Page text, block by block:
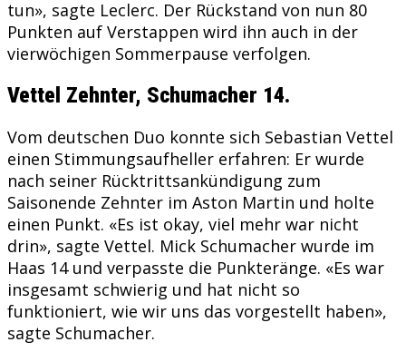
tun», sagte Leclerc. Der Rückstand von nun 80
Punkten auf Verstappen wird ihn auch in der
vierwöchigen Sommerpause verfolgen.
Vettel Zehnter, Schumacher 14.
Vom deutschen Duo konnte sich Sebastian Vettel
einen Stimmungsaufheller erfahren: Er wurde
nach seiner Rücktrittsankündigung zum
Saisonende Zehnter im Aston Martin und holte
einen Punkt. «Es ist okay, viel mehr war nicht
drin», sagte Vettel. Mick Schumacher wurde im
Haas 14 und verpasste die Punkteränge. «Es war
insgesamt schwierig und hat nicht so
funktioniert, wie wir uns das vorgestellt haben»,
sagte Schumacher.